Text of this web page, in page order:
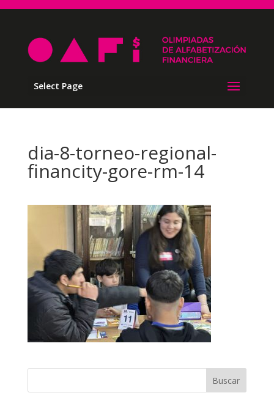
Select Page
dia-8-torneo-regional-
financity-gore-rm-14